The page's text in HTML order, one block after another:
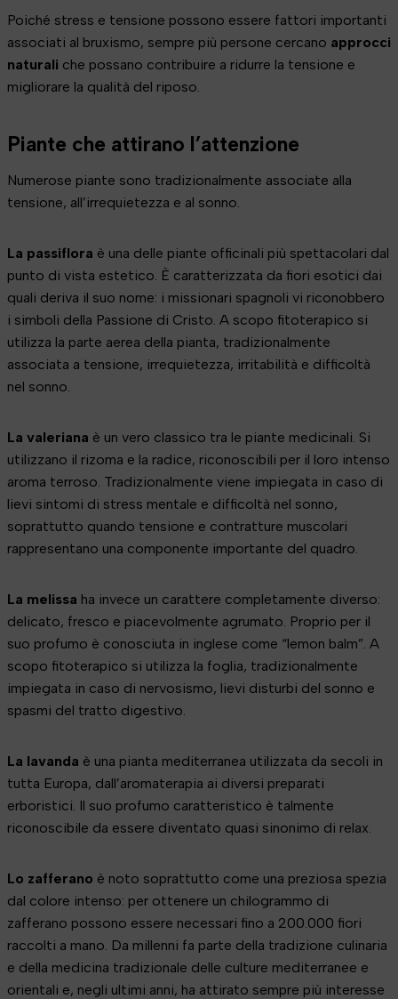
Poiché stress e tensione possono essere fattori importanti
associati al bruxismo, sempre più persone cercano approcci
naturali che possano contribuire a ridurre la tensione e
migliorare la qualità del riposo.
Piante che attirano l’attenzione
Numerose piante sono tradizionalmente associate alla
tensione, all’irrequietezza e al sonno.
La passiflora è una delle piante officinali più spettacolari dal
punto di vista estetico. È caratterizzata da fiori esotici dai
quali deriva il suo nome: i missionari spagnoli vi riconobbero
i simboli della Passione di Cristo. A scopo fitoterapico si
utilizza la parte aerea della pianta, tradizionalmente
associata a tensione, irrequietezza, irritabilità e difficoltà
nel sonno.
La valeriana è un vero classico tra le piante medicinali. Si
utilizzano il rizoma e la radice, riconoscibili per il loro intenso
aroma terroso. Tradizionalmente viene impiegata in caso di
lievi sintomi di stress mentale e difficoltà nel sonno,
soprattutto quando tensione e contratture muscolari
rappresentano una componente importante del quadro.
La melissa ha invece un carattere completamente diverso:
delicato, fresco e piacevolmente agrumato. Proprio per il
suo profumo è conosciuta in inglese come “lemon balm”. A
scopo fitoterapico si utilizza la foglia, tradizionalmente
impiegata in caso di nervosismo, lievi disturbi del sonno e
spasmi del tratto digestivo.
La lavanda è una pianta mediterranea utilizzata da secoli in
tutta Europa, dall’aromaterapia ai diversi preparati
erboristici. Il suo profumo caratteristico è talmente
riconoscibile da essere diventato quasi sinonimo di relax.
Lo zafferano è noto soprattutto come una preziosa spezia
dal colore intenso: per ottenere un chilogrammo di
zafferano possono essere necessari fino a 200.000 fiori
raccolti a mano. Da millenni fa parte della tradizione culinaria
e della medicina tradizionale delle culture mediterranee e
orientali e, negli ultimi anni, ha attirato sempre più interesse